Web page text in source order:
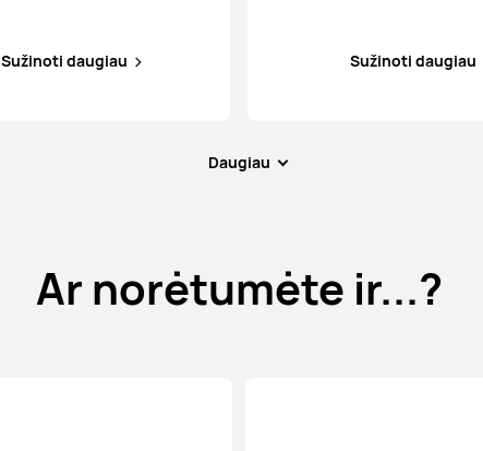
Sužinoti daugiau Sužinoti daugiau
Daugiau
Ar norėtumėte ir...?